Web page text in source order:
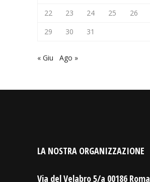
22
23 24 25 26
29
30 31
« Giu Ago »
LA NOSTRA ORGANIZZAZIONE
Via del Velabro 5/a 00186 Roma